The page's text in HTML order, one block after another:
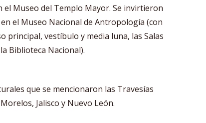
el Museo del Templo Mayor. Se invirtieron
el Museo Nacional de Antropología (con
principal, vestíbulo y media luna, las Salas
Biblioteca Nacional).
que se mencionaron las Travesías
Jalisco y Nuevo León.